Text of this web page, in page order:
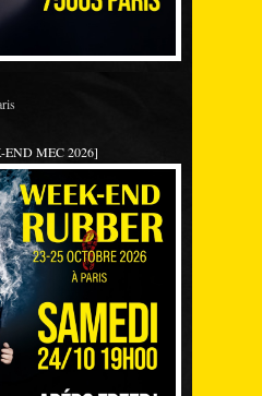
END MEC 2026]